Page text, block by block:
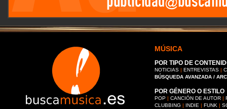
MÚSICA
POR TIPO DE
NOTICIAS | ENTREVISTAS |
BÚSQUEDA AVANZADA /
POR GÉNERO O ESTILO
POP | CANCIÓN DE AUTOR |
CLUBBING | INDIE | FUNK |